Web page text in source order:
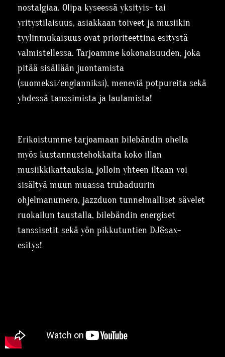
nostalgiaa. Olipa kyseessä yksityis- tai
yritystilaisuus, asiakkaan toiveet ja musiikin
tyylinmukaisuus ovat prioriteettina esitystä
valmistellessa. Tarjoamme kokonaisuuden, joka
pitää sisällään juontamista
(suomeksi/englanniksi), meneviä potpureita sekä
yhdessä tanssimista ja laulamista!
Erikoistumme tarjoamaan bilebändin ohella
myös kustannustehokkaita koko illan
musiikkikattauksia, jolloin yhteen iltaan voi
sisältyä muun muassa trubaduurin
ohjelmanumero, jazzduon tunnelmalliset sävelet
ruokailun taustalla, bilebändin energiset
tanssisetit sekä yön pikkutuntien DJ&sax-
esitys!